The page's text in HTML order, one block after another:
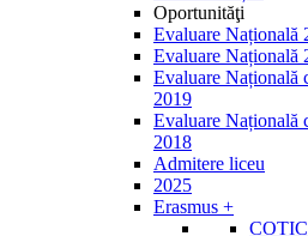
Oportunităţi
Evaluare Națională
Evaluare Națională
Evaluare Națională
2019
Evaluare Națională
2018
Admitere liceu
2025
Erasmus +